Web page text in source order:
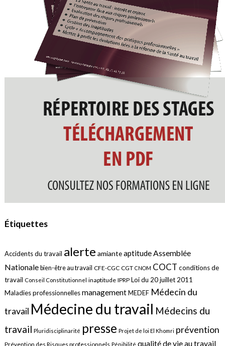
Étiquettes
Accidents du travail alerte amianteaptitude Assemblée
Nationale bien-être au travail CFE-CGC CGT CNOM COCT conditions de
travail Conseil Constitutionnel inaptitude IPRP Loi du 20 juillet 2011
Maladies professionnellesmanagement MEDEF Médecin du
travail Médecine du travail Médecins du
travail Pluridisciplinarité presse Projet de loi El Khomri prévention
Prévention des Risques professionnels Pénibilité qualité de vie au travail